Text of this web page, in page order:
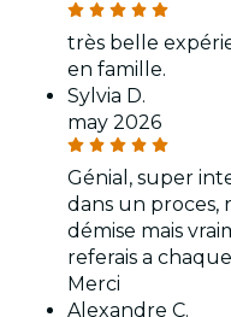
très belle
en famille.
Sylvia D.
may 2026
Génial, super
dans un proces,
démise mais
referais a
Merci
Alexandre C.